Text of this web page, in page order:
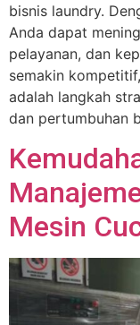
bisnis laundry.
Anda dapat
pelayanan, dan
semakin
adalah langkah
dan pertumbuhan
Mesin